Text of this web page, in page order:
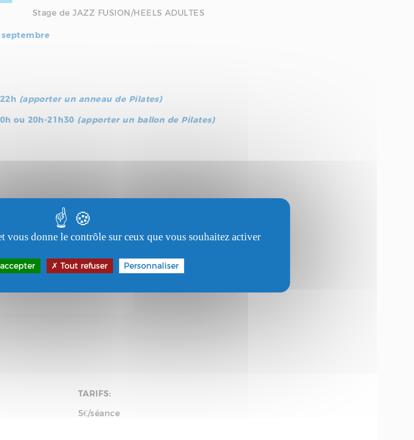
Stage de JAZZ FUSION/HEELS ADULTES
(apporter un anneau de Pilates)
ou 20h-21h30 (apporter un ballon de Pilates)
Ajouter au
calendrier
TARIFS:
5€/séance
vous donne le contrôle sur ceux que vous souhaitez activer
Tout refuser Personnaliser